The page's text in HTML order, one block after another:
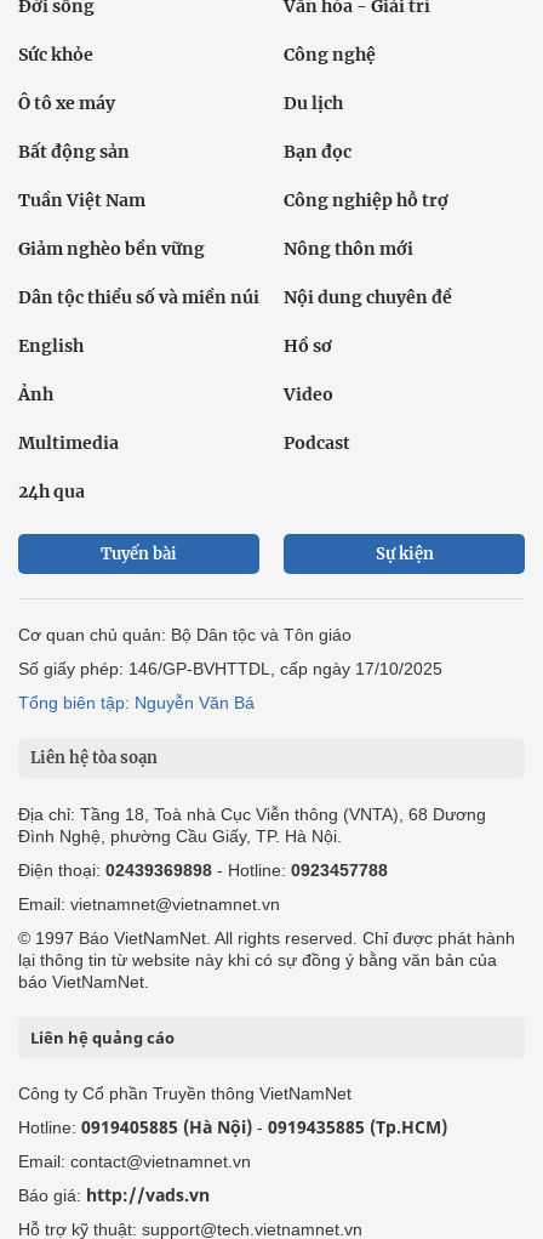
Đời sống Văn hóa - Giải trí
Sức khỏe Công nghệ
Ô tô xe máy Du lịch
Bất động sản Bạn đọc
Tuần Việt Nam Công nghiệp hỗ trợ
Giảm nghèo bền vững Nông thôn mới
Dân tộc thiểu số và miền núi Nội dung chuyên đề
English Hồ sơ
Ảnh Video
Multimedia Podcast
24h qua
Tuyến bài Sự kiện
Cơ quan chủ quản: Bộ Dân tộc và Tôn giáo
Số giấy phép: 146/GP-BVHTTDL, cấp ngày 17/10/2025
Tổng biên tập: Nguyễn Văn Bá
Liên hệ tòa soạn
Địa chỉ: Tầng 18, Toà nhà Cục Viễn thông (VNTA), 68 Dương
Đình Nghệ, phường Cầu Giấy, TP. Hà Nội.
Điện thoại: 02439369898 - Hotline: 0923457788
Email: vietnamnet@vietnamnet.vn
© 1997 Báo VietNamNet. All rights reserved. Chỉ được phát hành
lại thông tin từ website này khi có sự đồng ý bằng văn bản của
báo VietNamNet.
Liên hệ quảng cáo
Công ty Cổ phần Truyền thông VietNamNet
Hotline: 0919405885 (Hà Nội) - 0919435885 (Tp.HCM)
Email: contact@vietnamnet.vn
Báo giá: http://vads.vn
Hỗ trợ kỹ thuật: support@tech.vietnamnet.vn